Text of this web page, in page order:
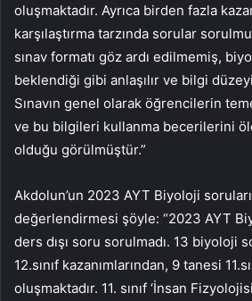
oluşmaktadır. Ayrıca birden fazla
karşılaştırma tarzında sorular
sınav formatı göz ardı edilmemiş,
beklendiği gibi anlaşılır ve bilgi
Sınavın genel olarak öğrencilerin
ve bu bilgileri kullanma becerilerini
olduğu görülmüştür.”
Akdolun’un 2023 AYT Biyoloji
değerlendirmesi şöyle: “2023 AYT
ders dışı soru sorulmadı. 13 biyoloji
12.sınıf kazanımlarından, 9 tanesi
oluşmaktadır. 11. sınıf ‘İnsan